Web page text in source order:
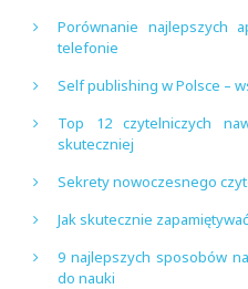
Porównanie najlepszych
telefonie
Self publishing w Polsce –
Top 12 czytelniczych
skuteczniej
Sekrety nowoczesnego
Jak skutecznie
9 najlepszych sposobów
do nauki